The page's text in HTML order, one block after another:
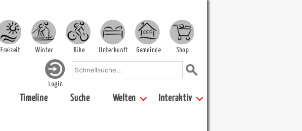
Freizeit Winter Bike Unterkunft Gemeinde Shop
Login
Timeline Suche Welten Interaktiv